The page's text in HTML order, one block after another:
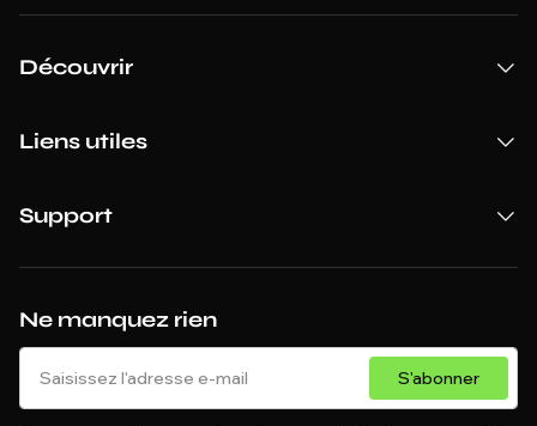
Ne manquez rien
S'abonner
Découvrir
Liens utiles
Support